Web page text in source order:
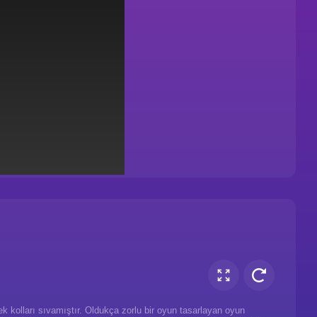
kolları sıvamıştır. Oldukça zorlu bir oyun tasarlayan oyun